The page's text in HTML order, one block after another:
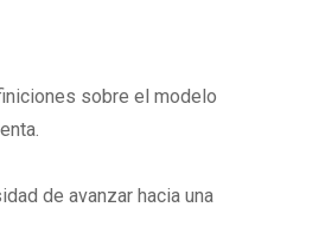
sobre el modelo
de avanzar hacia una